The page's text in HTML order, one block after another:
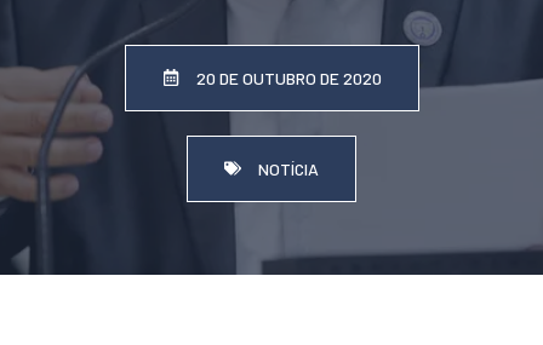
20 DE OUTUBRO DE 2020
NOTÍCIA